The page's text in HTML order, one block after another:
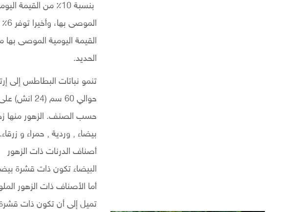
بنسبة 10٪ من القيمة
الموصى
القيمة اليومية الموصى بها
الحديد.
تنمو نباتات البطاطس إلى
حوالي 60 سم (24 انش)
حسب الصنف. الزهور منها
بيضاء , وردية , حمراء و زرقاء.
أصناف الدرنات ذات الزهور
البيضاء تكون ذات قشرة
أما الأصناف ذات الزهور
تميل إلى أن تكون ذات